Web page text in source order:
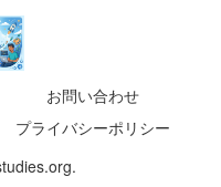
お問い合わせ
プライバシーポリシー